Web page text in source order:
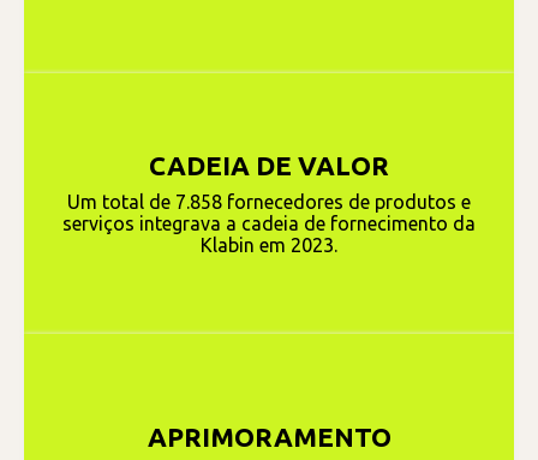
CADEIA DE VALOR
Um total de 7.858 fornecedores de produtos e
serviços integrava a cadeia de fornecimento da
Klabin em 2023.
APRIMORAMENTO